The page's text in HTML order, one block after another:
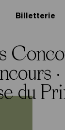
Billetterie
·
du